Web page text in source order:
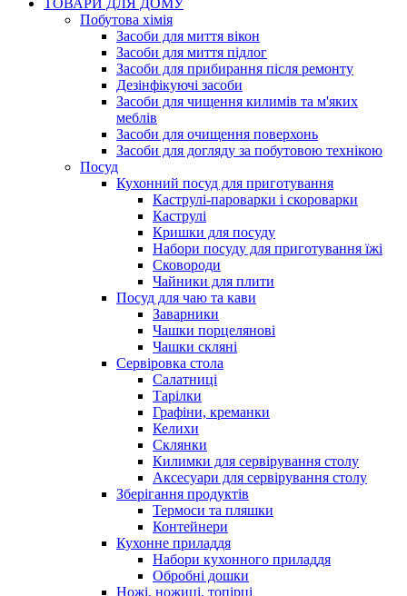
ТОВАРИ ДЛЯ ДОМУ
Побутова хімія
Засоби для миття вікон
Засоби для миття підлог
Засоби для прибирання після ремонту
Дезінфікуючі засоби
Засоби для чищення килимів та м'яких
меблів
Засоби для очищення поверхонь
Засоби для догляду за побутовою технікою
Посуд
Кухонний посуд для приготування
Каструлі-пароварки і скороварки
Каструлі
Кришки для посуду
Набори посуду для приготування їжі
Сковороди
Чайники для плити
Посуд для чаю та кави
Заварники
Чашки порцелянові
Чашки скляні
Сервіровка стола
Салатниці
Тарілки
Графіни, креманки
Келихи
Склянки
Килимки для сервірування столу
Аксесуари для сервірування столу
Зберігання продуктів
Термоси та пляшки
Контейнери
Кухонне приладдя
Набори кухонного приладдя
Обробні дошки
Ножі, ножиці, топірці